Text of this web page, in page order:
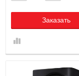
Заказать